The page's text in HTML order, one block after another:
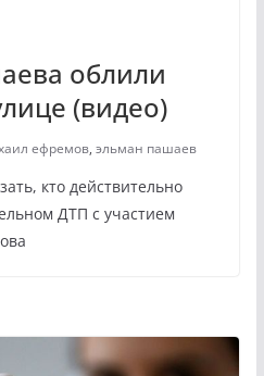
облили
(видео)
ефремов, эльман пашаев
кто действительно
ДТП с участием